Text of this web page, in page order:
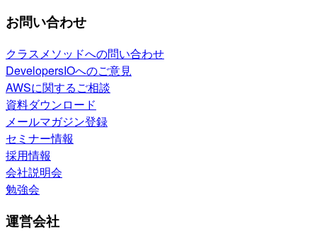
お問い合わせ
クラスメソッドへの問い合わせ
DevelopersIOへのご意見
AWSに関するご相談
資料ダウンロード
メールマガジン登録
セミナー情報
採用情報
会社説明会
勉強会
運営会社